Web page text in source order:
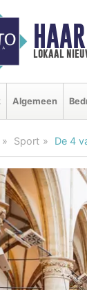
lokaal
Algemeen
Sport De 4